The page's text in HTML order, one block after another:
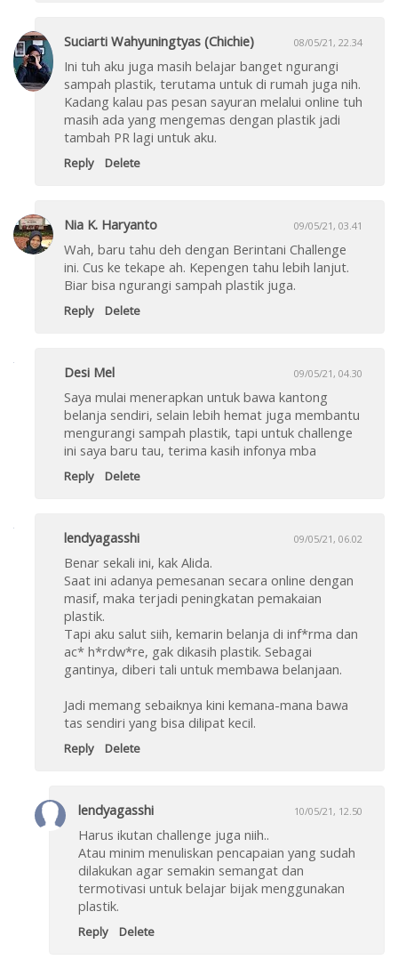
Suciarti Wahyuningtyas (Chichie) 08/05/21, 22.34
Ini tuh aku juga masih belajar banget ngurangi
sampah plastik, terutama untuk di rumah juga nih.
Kadang kalau pas pesan sayuran melalui online tuh
masih ada yang mengemas dengan plastik jadi
tambah PR lagi untuk aku.
Reply Delete
Nia K. Haryanto 09/05/21, 03.41
Wah, baru tahu deh dengan Berintani Challenge
ini. Cus ke tekape ah. Kepengen tahu lebih lanjut.
Biar bisa ngurangi sampah plastik juga.
Reply Delete
Desi Mel 09/05/21, 04.30
Saya mulai menerapkan untuk bawa kantong
belanja sendiri, selain lebih hemat juga membantu
mengurangi sampah plastik, tapi untuk challenge
ini saya baru tau, terima kasih infonya mba
Reply Delete
lendyagasshi 09/05/21, 06.02
Benar sekali ini, kak Alida.
Saat ini adanya pemesanan secara online dengan
masif, maka terjadi peningkatan pemakaian
plastik.
Tapi aku salut siih, kemarin belanja di inf*rma dan
ac* h*rdw*re, gak dikasih plastik. Sebagai
gantinya, diberi tali untuk membawa belanjaan.
Jadi memang sebaiknya kini kemana-mana bawa
tas sendiri yang bisa dilipat kecil.
Reply Delete
lendyagasshi 10/05/21, 12.50
Harus ikutan challenge juga niih..
Atau minim menuliskan pencapaian yang sudah
dilakukan agar semakin semangat dan
termotivasi untuk belajar bijak menggunakan
plastik.
Reply Delete